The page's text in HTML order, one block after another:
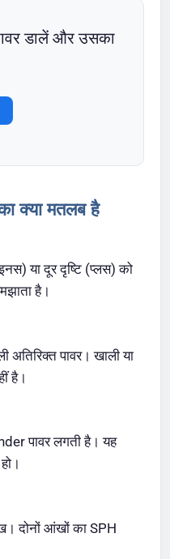
डालें और उसका
क्या मतलब है
या दूर दृष्टि (प्लस) को
है।
पावर। खाली या
है।
पावर लगती है। यह
दोनों आंखों का SPH